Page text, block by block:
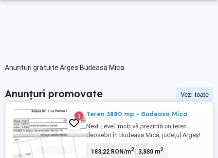
Anunturi gratuite Arges Budeasa Mica
Anunțuri promovate Vezi toate
1 Teren 3880 mp - Budeasa Mica
Next Level Imob vă prezintă un teren
deosebit în Budeasa Mică, județul Argeș!
generos de 3.880 mp, situat într-o locație
183,22 RON/m2| 3,880 m2